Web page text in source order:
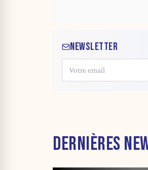
NEWSLETTER
DERNIÈRES